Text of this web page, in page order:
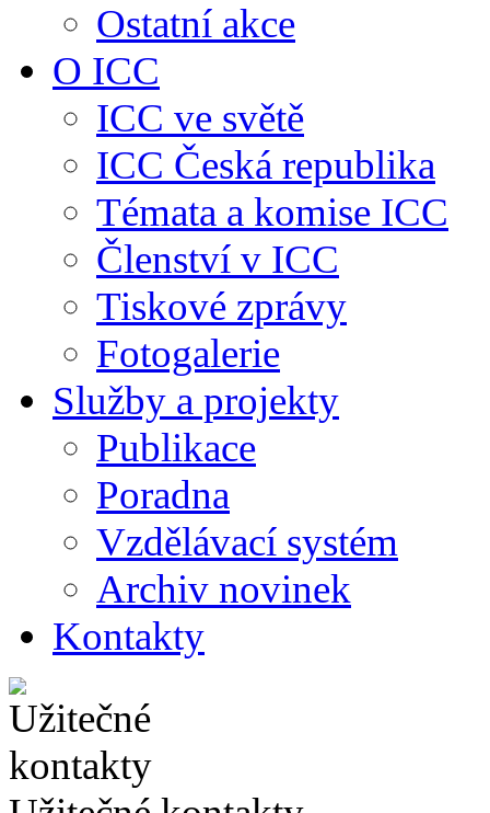
Ostatní akce
O ICC
ICC ve světě
ICC Česká republika
Témata a komise ICC
Členství v ICC
Tiskové zprávy
Fotogalerie
Služby a projekty
Publikace
Poradna
Vzdělávací systém
Archiv novinek
Kontakty